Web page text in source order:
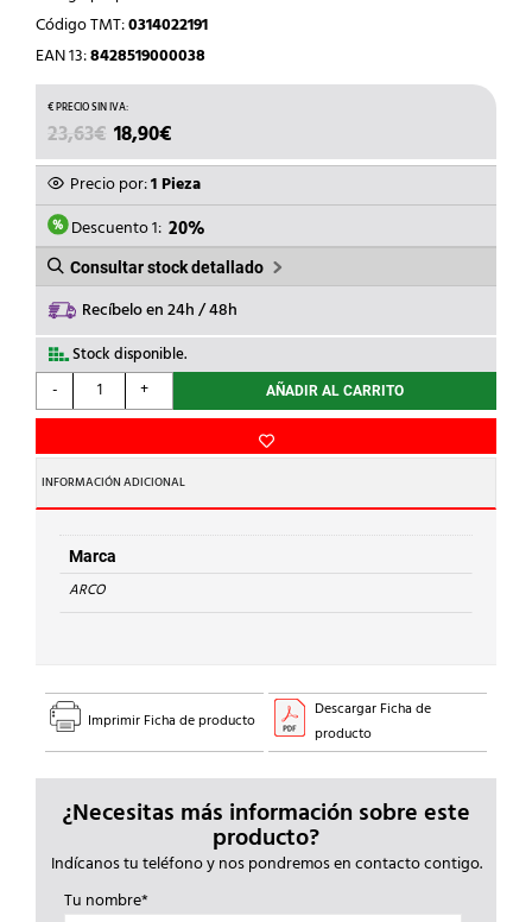
Código TMT:0314022191
EAN 13:8428519000038
23,63€ EL
PRECIO
ORIGINAL
ERA:
23,63€.
18,90€
PRECIO
ACTUAL
ES:
18,90€.
Precio por:1 Pieza
Descuento 1: 20%
Consultar stock detallado
Recíbelo en 24h / 48h
Stock disponible.
-
ARCO
-
H
PALANCA
3/4"
TAJO
2000
cantidad
+ AÑADIR AL CARRITO
INFORMACIÓN ADICIONAL
Marca
ARCO
Imprimir Ficha de producto
Descargar Ficha de
producto
¿Necesitas más información sobre este
producto?
Indícanos tu teléfono y nos pondremos en contacto contigo.
Tu nombre*